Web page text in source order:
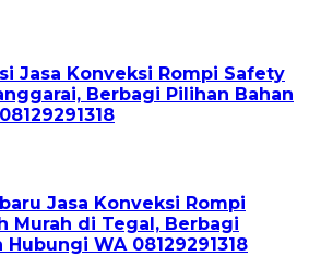
Jasa Konveksi Rompi Safety
Berbagi Pilihan Bahan
Jasa Konveksi Rompi
Murah di Tegal, Berbagi
WA 08129291318